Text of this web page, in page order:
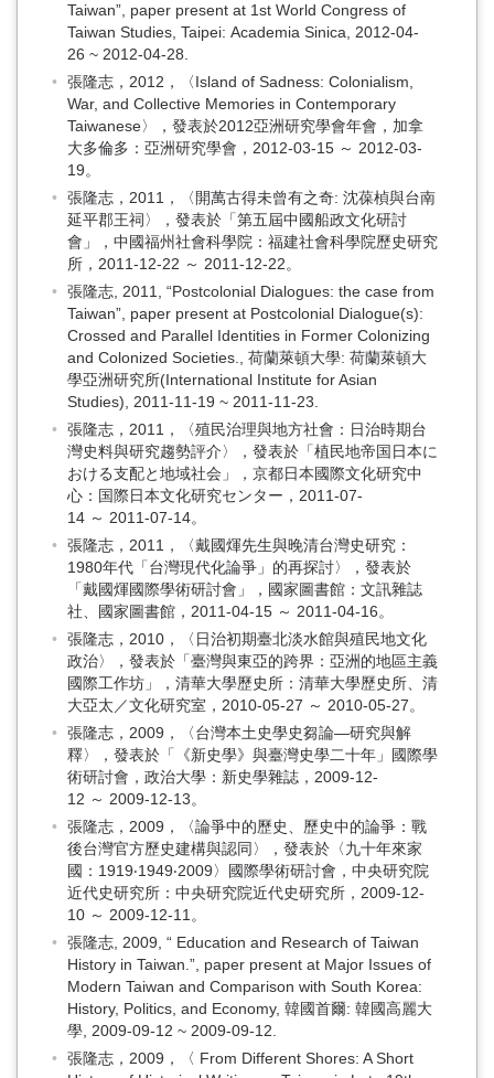
Taiwan”, paper present at 1st World Congress of
Taiwan Studies, Taipei: Academia Sinica, 2012-04-
26 ~ 2012-04-28.
張隆志，2012，〈Island of Sadness: Colonialism,
War, and Collective Memories in Contemporary
Taiwanese〉，發表於2012亞洲研究學會年會，加拿
大多倫多：亞洲研究學會，2012-03-15 ～ 2012-03-
19。
張隆志，2011，〈開萬古得未曾有之奇: 沈葆楨與台南
延平郡王祠〉，發表於「第五屆中國船政文化研討
會」，中國福州社會科學院：福建社會科學院歷史研究
所，2011-12-22 ～ 2011-12-22。
張隆志, 2011, “Postcolonial Dialogues: the case from
Taiwan”, paper present at Postcolonial Dialogue(s):
Crossed and Parallel Identities in Former Colonizing
and Colonized Societies., 荷蘭萊頓大學: 荷蘭萊頓大
學亞洲研究所(International Institute for Asian
Studies), 2011-11-19 ~ 2011-11-23.
張隆志，2011，〈殖民治理與地方社會：日治時期台
灣史料與研究趨勢評介〉，發表於「植民地帝国日本に
おける支配と地域社会」，京都日本國際文化研究中
心：国際日本文化研究センター，2011-07-
14 ～ 2011-07-14。
張隆志，2011，〈戴國煇先生與晚清台灣史研究：
1980年代「台灣現代化論爭」的再探討〉，發表於
「戴國煇國際學術研討會」，國家圖書館：文訊雜誌
社、國家圖書館，2011-04-15 ～ 2011-04-16。
張隆志，2010，〈日治初期臺北淡水館與殖民地文化
政治〉，發表於「臺灣與東亞的跨界：亞洲的地區主義
國際工作坊」，清華大學歷史所：清華大學歷史所、清
大亞太／文化研究室，2010-05-27 ～ 2010-05-27。
張隆志，2009，〈台灣本土史學史芻論—研究與解
釋〉，發表於「《新史學》與臺灣史學二十年」國際學
術研討會，政治大學：新史學雜誌，2009-12-
12 ～ 2009-12-13。
張隆志，2009，〈論爭中的歷史、歷史中的論爭：戰
後台灣官方歷史建構與認同〉，發表於〈九十年來家
國：1919‧1949‧2009〉國際學術研討會，中央研究院
近代史研究所：中央研究院近代史研究所，2009-12-
10 ～ 2009-12-11。
張隆志, 2009, “ Education and Research of Taiwan
History in Taiwan.”, paper present at Major Issues of
Modern Taiwan and Comparison with South Korea:
History, Politics, and Economy, 韓國首爾: 韓國高麗大
學, 2009-09-12 ~ 2009-09-12.
張隆志，2009，〈 From Different Shores: A Short